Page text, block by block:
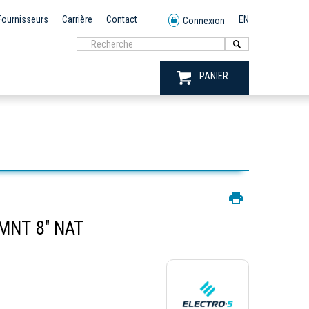
Carrière Contact Connexion EN
PANIER
8" NAT